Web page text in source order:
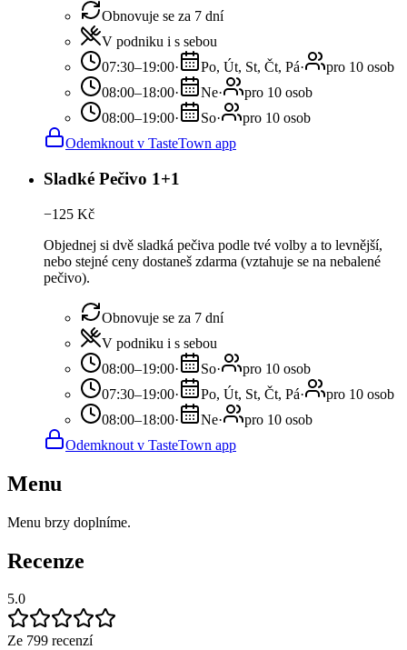
Obnovuje se za 7 dní
V podniku i s sebou
07:30–19:00· Po, Út, St, Čt, Pá·
pro 10 osob
08:00–18:00· Ne·
pro 10 osob
08:00–19:00· So·
pro 10 osob
Odemknout v TasteTown app
Sladké Pečivo 1+1
−125 Kč
Objednej si dvě sladká pečiva podle tvé volby a to levnější,
nebo stejné ceny dostaneš zdarma (vztahuje se na nebalené
pečivo).
Obnovuje se za 7 dní
V podniku i s sebou
08:00–19:00· So·
pro 10 osob
07:30–19:00· Po, Út, St, Čt, Pá·
pro 10 osob
08:00–18:00· Ne·
pro 10 osob
Odemknout v TasteTown app
Menu
Menu brzy doplníme.
Recenze
5.0
Ze 799 recenzí